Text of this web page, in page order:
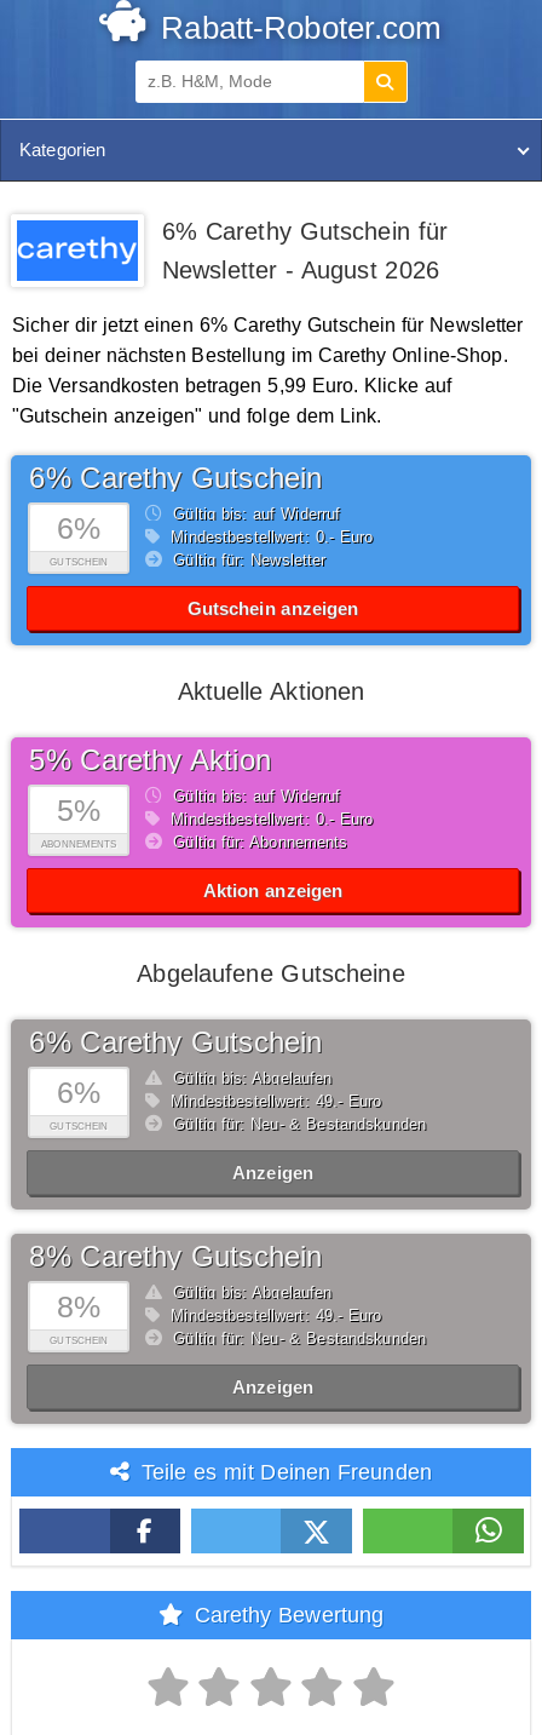
Rabatt-Roboter.com
Kategorien
6% Carethy Gutschein für
Newsletter - August 2026
Sicher dir jetzt einen 6% Carethy Gutschein für Newsletter
bei deiner nächsten Bestellung im Carethy Online-Shop.
Die Versandkosten betragen 5,99 Euro. Klicke auf
"Gutschein anzeigen" und folge dem Link.
6%
GUTSCHEIN
6% Carethy Gutschein
Gültig bis: auf Widerruf
Mindestbestellwert: 0,- Euro
Gültig für: Newsletter
Gutschein anzeigen
Aktuelle Aktionen
5%
ABONNEMENTS
5% Carethy Aktion
Gültig bis: auf Widerruf
Mindestbestellwert: 0,- Euro
Gültig für: Abonnements
Aktion anzeigen
Abgelaufene Gutscheine
6%
GUTSCHEIN
6% Carethy Gutschein
Gültig bis: Abgelaufen
Mindestbestellwert: 49,- Euro
Gültig für: Neu- & Bestandskunden
Anzeigen
8%
GUTSCHEIN
8% Carethy Gutschein
Gültig bis: Abgelaufen
Mindestbestellwert: 49,- Euro
Gültig für: Neu- & Bestandskunden
Anzeigen
Teile es mit Deinen Freunden
Carethy Bewertung